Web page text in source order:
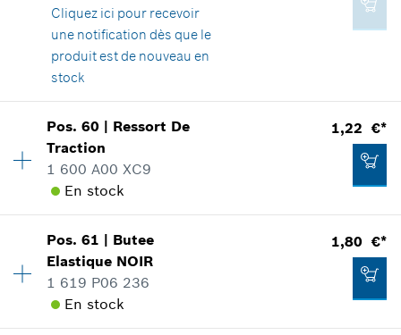
Ajouter au panier
Positionner dans la vue éclatée
0,76 €*
*Tous les prix sont TTC hors frais de port
Cliquez ici pour recevoir
une notification dès que le
produit est de nouveau en
stock
Groupe de prix:30
Informations pièces détachées
Adaptable sur outils
22,99 €*
Pos.60 | Ressort De
Traction
1 600 A00 XC9
En stock
1,22 €*
Disponibilité 1
Groupe de prix:
Informations pièces détachées
Adaptable sur outils
Positionner dans la vue éclatée
Pos.61 | Butee
Elastique NOIR
1 619 P06 236
En stock
1,80 €*